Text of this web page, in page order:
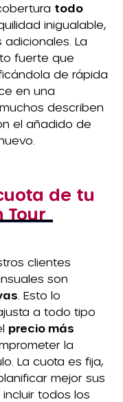
todo
inigualable,
La
fuerte que
de rápida
en una
describen
el añadido de
de tu
Tour
clientes
son
. Esto lo
a todo tipo
precio más
la
La cuota es fija,
mejor sus
todos los